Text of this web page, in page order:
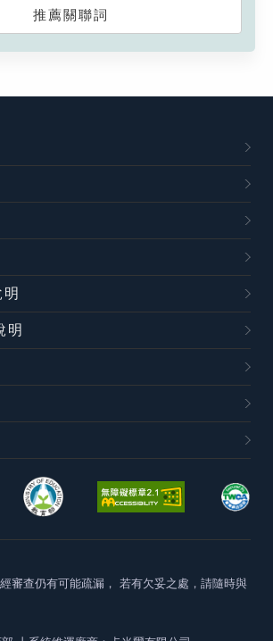
推薦關聯詞
明
審查仍有可能疏漏， 若有欠妥之處，請隨時與